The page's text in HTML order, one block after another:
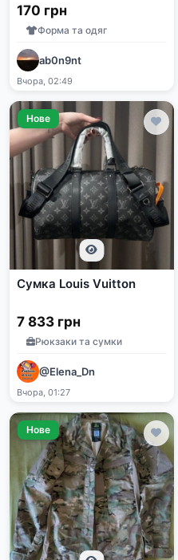
170 грн
Форма та одяг
ab0n9nt
Вчора, 02:49
Нове
Сумка Louis Vuitton
7 833 грн
Рюкзаки та сумки
@Elena_Dn
Вчора, 01:27
Нове